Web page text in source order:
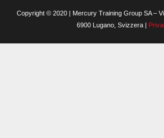
Copyright © 2020 | Mercury Training Group SA –
6900 Lugano, Svizzera |